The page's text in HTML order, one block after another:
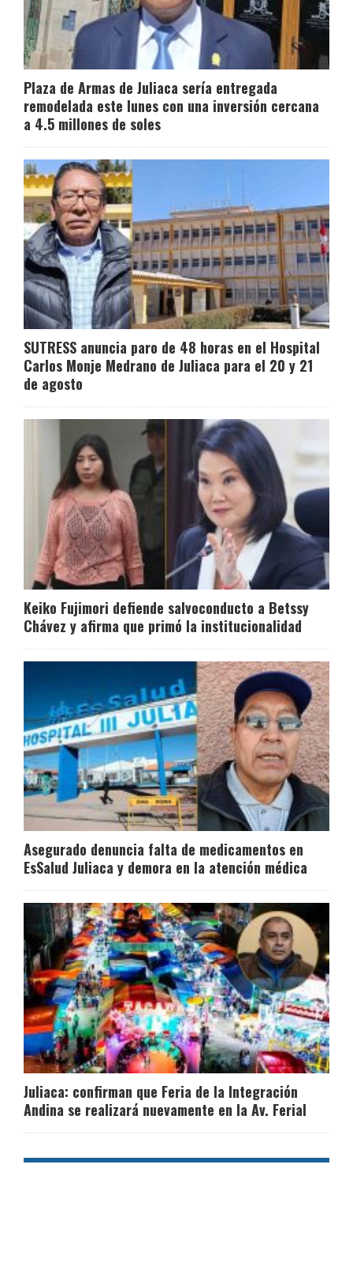
Plaza de Armas de Juliaca sería entregada
remodelada este lunes con una inversión cercana
a 4.5 millones de soles
SUTRESS anuncia paro de 48 horas en el Hospital
Carlos Monje Medrano de Juliaca para el 20 y 21
de agosto
Keiko Fujimori defiende salvoconducto a Betssy
Chávez y afirma que primó la institucionalidad
Asegurado denuncia falta de medicamentos en
EsSalud Juliaca y demora en la atención médica
Juliaca: confirman que Feria de la Integración
Andina se realizará nuevamente en la Av. Ferial